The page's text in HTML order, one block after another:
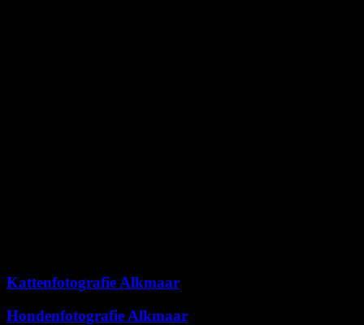
Kattenfotografie Alkmaar
Hondenfotografie Alkmaar